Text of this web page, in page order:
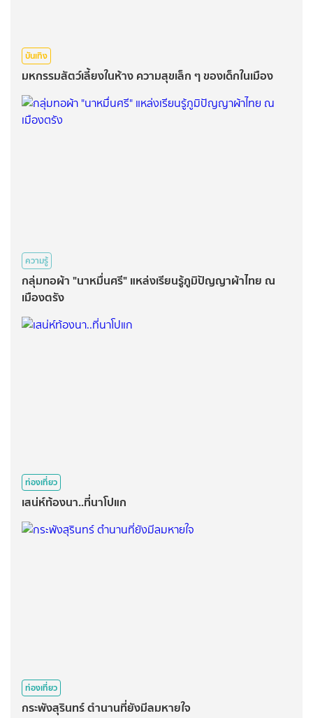
บันเทิง
มหกรรมสัตว์เลี้ยงในห้าง ความสุขเล็ก ๆ ของเด็กในเมือง
ความรู้
กลุ่มทอผ้า "นาหมื่นศรี" แหล่งเรียนรู้ภูมิปัญญาผ้าไทย ณ
เมืองตรัง
ท่องเที่ยว
เสน่ห์ท้องนา..ที่นาโปแก
ท่องเที่ยว
กระพังสุรินทร์ ตำนานที่ยังมีลมหายใจ